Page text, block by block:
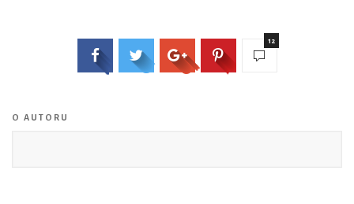
12
O AUTORU